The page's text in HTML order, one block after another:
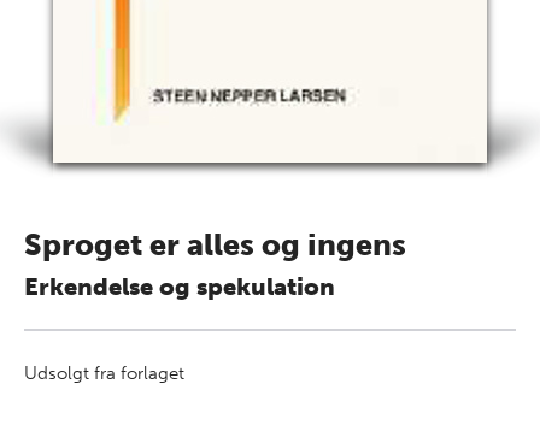
Sproget er alles og ingens
Erkendelse og spekulation
Udsolgt fra forlaget